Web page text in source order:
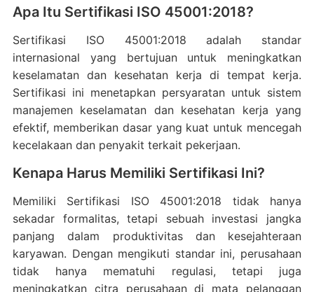
Apa Itu Sertifikasi ISO 45001:2018?
Sertifikasi ISO 45001:2018 adalah standar
internasional yang bertujuan untuk meningkatkan
keselamatan dan kesehatan kerja di tempat kerja.
Sertifikasi ini menetapkan persyaratan untuk sistem
manajemen keselamatan dan kesehatan kerja yang
efektif, memberikan dasar yang kuat untuk mencegah
kecelakaan dan penyakit terkait pekerjaan.
Kenapa Harus Memiliki Sertifikasi Ini?
Memiliki Sertifikasi ISO 45001:2018 tidak hanya
sekadar formalitas, tetapi sebuah investasi jangka
panjang dalam produktivitas dan kesejahteraan
karyawan. Dengan mengikuti standar ini, perusahaan
tidak hanya mematuhi regulasi, tetapi juga
meningkatkan citra perusahaan di mata pelanggan